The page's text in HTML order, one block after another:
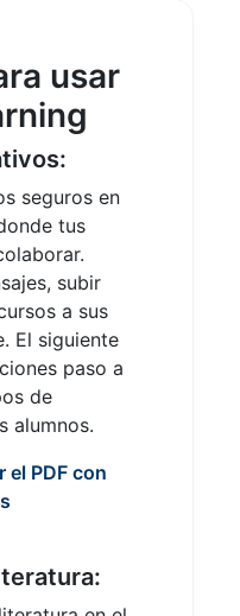
usar
seguros en
tus
subir
a sus
El siguiente
paso a
de
alumnos.
el PDF con